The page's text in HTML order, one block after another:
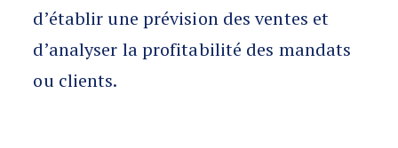
d’établir une prévision des ventes et
d’analyser la profitabilité des mandats
ou clients.